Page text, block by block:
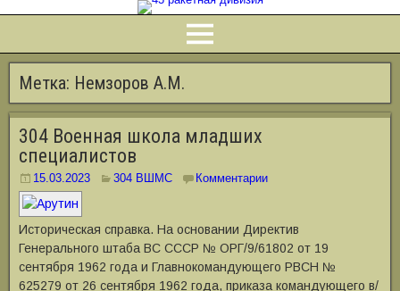
Метка: Немзоров А.М.
304 Военная школа младших
специалистов
15.03.2023 304 ВШМС Комментарии
Историческая справка. На основании Директив
Генерального штаба ВС СССР № ОРГ/9/61802 от 19
сентября 1962 года и Главнокомандующего РВСН №
625279 от 26 сентября 1962 года, приказа командующего в/